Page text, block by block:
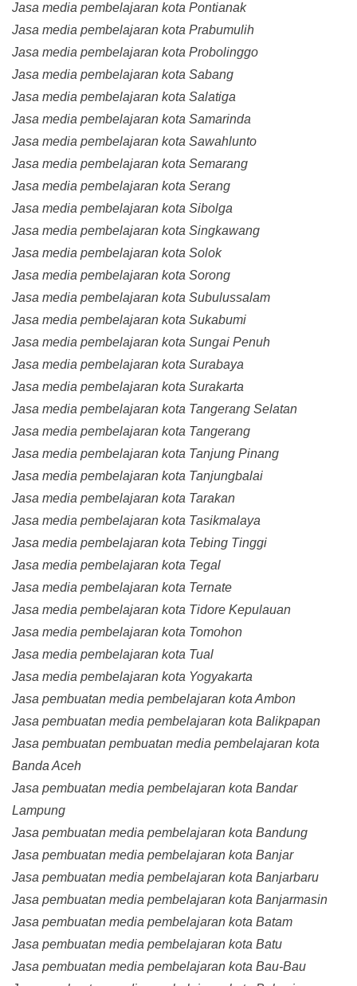
Jasa media pembelajaran kota Pontianak
Jasa media pembelajaran kota Prabumulih
Jasa media pembelajaran kota Probolinggo
Jasa media pembelajaran kota Sabang
Jasa media pembelajaran kota Salatiga
Jasa media pembelajaran kota Samarinda
Jasa media pembelajaran kota Sawahlunto
Jasa media pembelajaran kota Semarang
Jasa media pembelajaran kota Serang
Jasa media pembelajaran kota Sibolga
Jasa media pembelajaran kota Singkawang
Jasa media pembelajaran kota Solok
Jasa media pembelajaran kota Sorong
Jasa media pembelajaran kota Subulussalam
Jasa media pembelajaran kota Sukabumi
Jasa media pembelajaran kota Sungai Penuh
Jasa media pembelajaran kota Surabaya
Jasa media pembelajaran kota Surakarta
Jasa media pembelajaran kota Tangerang Selatan
Jasa media pembelajaran kota Tangerang
Jasa media pembelajaran kota Tanjung Pinang
Jasa media pembelajaran kota Tanjungbalai
Jasa media pembelajaran kota Tarakan
Jasa media pembelajaran kota Tasikmalaya
Jasa media pembelajaran kota Tebing Tinggi
Jasa media pembelajaran kota Tegal
Jasa media pembelajaran kota Ternate
Jasa media pembelajaran kota Tidore Kepulauan
Jasa media pembelajaran kota Tomohon
Jasa media pembelajaran kota Tual
Jasa media pembelajaran kota Yogyakarta
Jasa pembuatan media pembelajaran kota Ambon
Jasa pembuatan media pembelajaran kota Balikpapan
Jasa pembuatan pembuatan media pembelajaran kota
Banda Aceh
Jasa pembuatan media pembelajaran kota Bandar
Lampung
Jasa pembuatan media pembelajaran kota Bandung
Jasa pembuatan media pembelajaran kota Banjar
Jasa pembuatan media pembelajaran kota Banjarbaru
Jasa pembuatan media pembelajaran kota Banjarmasin
Jasa pembuatan media pembelajaran kota Batam
Jasa pembuatan media pembelajaran kota Batu
Jasa pembuatan media pembelajaran kota Bau-Bau